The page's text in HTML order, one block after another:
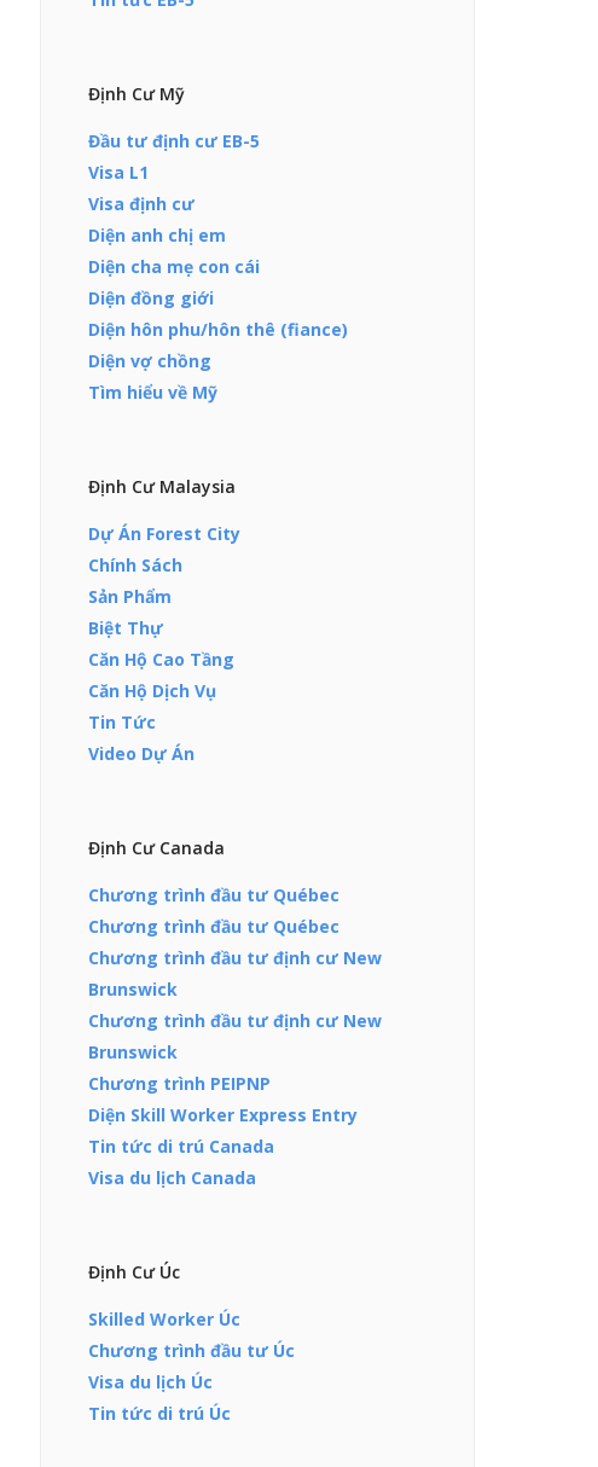
Định Cư Mỹ
Đầu tư định cư EB-5
Visa L1
Visa định cư
Diện anh chị em
Diện cha mẹ con cái
Diện đồng giới
Diện hôn phu/hôn thê (fiance)
Diện vợ chồng
Tìm hiểu về Mỹ
Định Cư Malaysia
Dự Án Forest City
Chính Sách
Sản Phẩm
Biệt Thự
Căn Hộ Cao Tầng
Căn Hộ Dịch Vụ
Tin Tức
Video Dự Án
Định Cư Canada
Chương trình đầu tư Québec
Chương trình đầu tư Québec
Chương trình đầu tư định cư New
Brunswick
Chương trình đầu tư định cư New
Brunswick
Chương trình PEIPNP
Diện Skill Worker Express Entry
Tin tức di trú Canada
Visa du lịch Canada
Định Cư Úc
Skilled Worker Úc
Chương trình đầu tư Úc
Visa du lịch Úc
Tin tức di trú Úc